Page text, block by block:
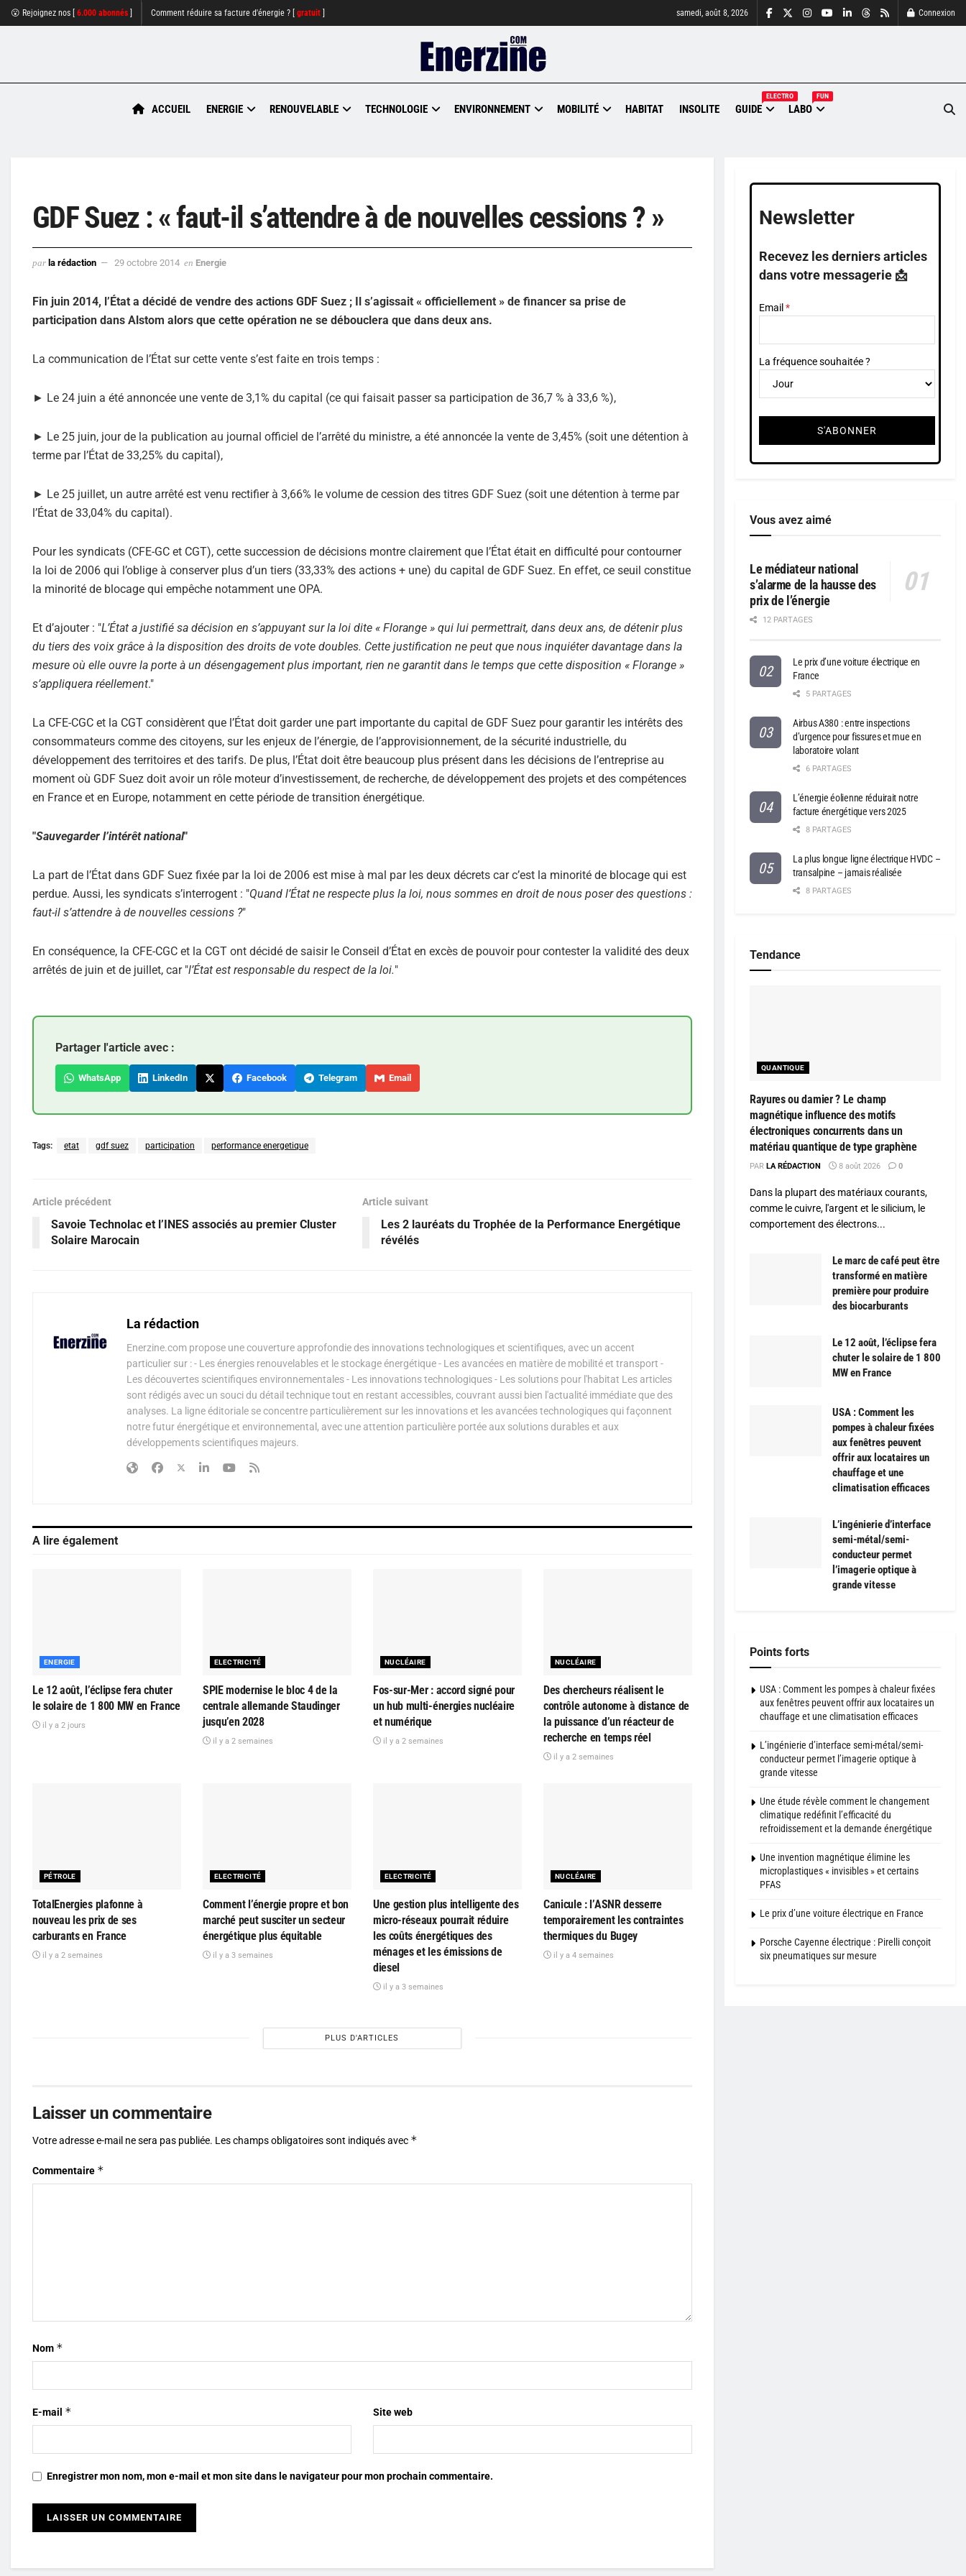
😮 Rejoignez nos [ 6.000 abonnés Comment réduire sa facture d'énergie ? [ gratuit samedi, août 8, 2026 Connexion
ACCUEIL ENERGIE RENOUVELABLE TECHNOLOGIE ENVIRONNEMENT MOBILITÉ HABITAT INSOLITE GUIDE
ELECTRO
LABO
FUN
GDF Suez : « faut-il s’attendre à de nouvelles cessions ? »
par la rédaction 29 octobre 2014 en Energie
Fin juin 2014, l’État a décidé de vendre des actions GDF Suez ; Il s’agissait « officiellement » de financer sa prise de
participation dans Alstom alors que cette opération ne se débouclera que dans deux ans.
La communication de l’État sur cette vente s’est faite en trois temps :
► Le 24 juin a été annoncée une vente de 3,1% du capital (ce qui faisait passer sa participation de 36,7 % à 33,6 %),
► Le 25 juin, jour de la publication au journal officiel de l’arrêté du ministre, a été annoncée la vente de 3,45% (soit une détention à
terme par l’État de 33,25% du capital),
► Le 25 juillet, un autre arrêté est venu rectifier à 3,66% le volume de cession des titres GDF Suez (soit une détention à terme par
l’État de 33,04% du capital).
Pour les syndicats (CFE-GC et CGT), cette succession de décisions montre clairement que l’État était en difficulté pour contourner
la loi de 2006 qui l’oblige à conserver plus d’un tiers (33,33% des actions + une) du capital de GDF Suez. En effet, ce seuil constitue
la minorité de blocage qui empêche notamment une OPA.
Et d’ajouter : "L’État a justifié sa décision en s’appuyant sur la loi dite « Florange » qui lui permettrait, dans deux ans, de détenir plus
du tiers des voix grâce à la disposition des droits de vote doubles. Cette justification ne peut que nous inquiéter davantage dans la
mesure où elle ouvre la porte à un désengagement plus important, rien ne garantit dans le temps que cette disposition « Florange »
s’appliquera réellement."
La CFE-CGC et la CGT considèrent que l’État doit garder une part importante du capital de GDF Suez pour garantir les intérêts des
consommateurs comme des citoyens, sur les enjeux de l’énergie, de l’approvisionnement, de la sécurité industrielle, du
développement des territoires et des tarifs. De plus, l’État doit être beaucoup plus présent dans les décisions de l’entreprise au
moment où GDF Suez doit avoir un rôle moteur d’investissement, de recherche, de développement des projets et des compétences
en France et en Europe, notamment en cette période de transition énergétique.
"Sauvegarder l’intérêt national"
La part de l’État dans GDF Suez fixée par la loi de 2006 est mise à mal par les deux décrets car c’est la minorité de blocage qui est
perdue. Aussi, les syndicats s’interrogent : "Quand l’État ne respecte plus la loi, nous sommes en droit de nous poser des questions :
faut-il s’attendre à de nouvelles cessions ?"
En conséquence, la CFE-CGC et la CGT ont décidé de saisir le Conseil d’État en excès de pouvoir pour contester la validité des deux
arrêtés de juin et de juillet, car "l’État est responsable du respect de la loi."
Partager l'article avec :
WhatsApp LinkedIn Facebook Telegram Email
Tags: etat gdf suez participation performance energetique
Article précédent
Savoie Technolac et l’INES associés au premier Cluster
Solaire Marocain
Article suivant
Les 2 lauréats du Trophée de la Performance Energétique
révélés
La rédaction
Enerzine.com propose une couverture approfondie des innovations technologiques et scientifiques, avec un accent
particulier sur : - Les énergies renouvelables et le stockage énergétique - Les avancées en matière de mobilité et transport -
Les découvertes scientifiques environnementales - Les innovations technologiques - Les solutions pour l'habitat Les articles
sont rédigés avec un souci du détail technique tout en restant accessibles, couvrant aussi bien l'actualité immédiate que des
analyses. La ligne éditoriale se concentre particulièrement sur les innovations et les avancées technologiques qui façonnent
notre futur énergétique et environnemental, avec une attention particulière portée aux solutions durables et aux
développements scientifiques majeurs.
A lire également
ENERGIE
Le 12 août, l’éclipse fera chuter
le solaire de 1 800 MW en France
il y a 2 jours
ELECTRICITÉ
SPIE modernise le bloc 4 de la
centrale allemande Staudinger
jusqu’en 2028
il y a 2 semaines
NUCLÉAIRE
Fos-sur-Mer : accord signé pour
un hub multi-énergies nucléaire
et numérique
il y a 2 semaines
NUCLÉAIRE
Des chercheurs réalisent le
contrôle autonome à distance de
la puissance d’un réacteur de
recherche en temps réel
il y a 2 semaines
PÉTROLE
TotalEnergies plafonne à
nouveau les prix de ses
carburants en France
il y a 2 semaines
ELECTRICITÉ
Comment l’énergie propre et bon
marché peut susciter un secteur
énergétique plus équitable
il y a 3 semaines
ELECTRICITÉ
Une gestion plus intelligente des
micro-réseaux pourrait réduire
les coûts énergétiques des
ménages et les émissions de
diesel
il y a 3 semaines
NUCLÉAIRE
Canicule : l’ASNR desserre
temporairement les contraintes
thermiques du Bugey
il y a 4 semaines
PLUS D'ARTICLES
Laisser un commentaire
Votre adresse e-mail ne sera pas publiée. Les champs obligatoires sont indiqués avec *
Commentaire *
Nom *
E-mail * Site web
Enregistrer mon nom, mon e-mail et mon site dans le navigateur pour mon prochain commentaire.
Newsletter
Recevez les derniers articles
dans votre messagerie 📩
Email
La fréquence souhaitée ?
Vous avez aimé
Le médiateur national
s’alarme de la hausse des
prix de l’énergie
12 PARTAGES
Le prix d’une voiture électrique en
France
5 PARTAGES
Airbus A380 : entre inspections
d’urgence pour fissures et mue en
laboratoire volant
6 PARTAGES
L’énergie éolienne réduirait notre
facture énergétique vers 2025
8 PARTAGES
La plus longue ligne électrique HVDC –
transalpine – jamais réalisée
8 PARTAGES
Tendance
QUANTIQUE
Rayures ou damier ? Le champ
magnétique influence des motifs
électroniques concurrents dans un
matériau quantique de type graphène
PAR LA RÉDACTION 8 août 2026 0
Dans la plupart des matériaux courants,
comme le cuivre, l'argent et le silicium, le
comportement des électrons...
Le marc de café peut être
transformé en matière
première pour produire
des biocarburants
Le 12 août, l’éclipse fera
chuter le solaire de 1 800
MW en France
USA : Comment les
pompes à chaleur fixées
aux fenêtres peuvent
offrir aux locataires un
chauffage et une
climatisation efficaces
L’ingénierie d’interface
semi-métal/semi-
conducteur permet
l’imagerie optique à
grande vitesse
Points forts
USA : Comment les pompes à chaleur fixées
aux fenêtres peuvent offrir aux locataires un
chauffage et une climatisation efficaces
L’ingénierie d’interface semi-métal/semi-
conducteur permet l’imagerie optique à
grande vitesse
Une étude révèle comment le changement
climatique redéfinit l’efficacité du
refroidissement et la demande énergétique
Une invention magnétique élimine les
microplastiques « invisibles » et certains
PFAS
Le prix d’une voiture électrique en France
Porsche Cayenne électrique : Pirelli conçoit
six pneumatiques sur mesure